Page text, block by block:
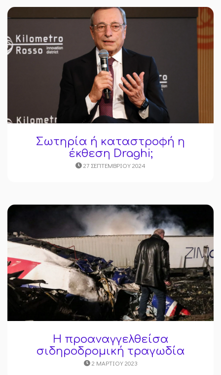
Σωτηρία ή καταστροφή η
έκθεση Draghi;
27 ΣΕΠΤΕΜΒΡΊΟΥ 2024
Η προαναγγελθείσα
σιδηροδρομική τραγωδία
2 ΜΑΡΤΊΟΥ 2023